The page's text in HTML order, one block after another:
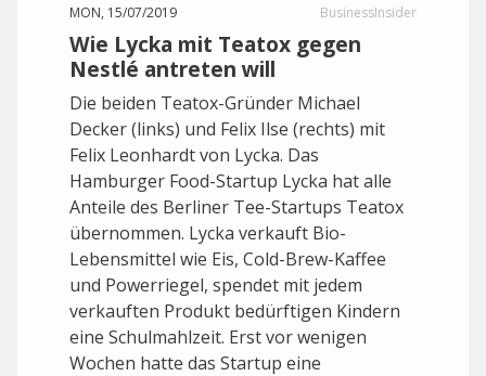
MON, 15/07/2019 BusinessInsider
Wie Lycka mit Teatox gegen
Nestlé antreten will
Die beiden Teatox-Gründer Michael
Decker (links) und Felix Ilse (rechts) mit
Felix Leonhardt von Lycka. Das
Hamburger Food-Startup Lycka hat alle
Anteile des Berliner Tee-Startups Teatox
übernommen. Lycka verkauft Bio-
Lebensmittel wie Eis, Cold-Brew-Kaffee
und Powerriegel, spendet mit jedem
verkauften Produkt bedürftigen Kindern
eine Schulmahlzeit. Erst vor wenigen
Wochen hatte das Startup eine